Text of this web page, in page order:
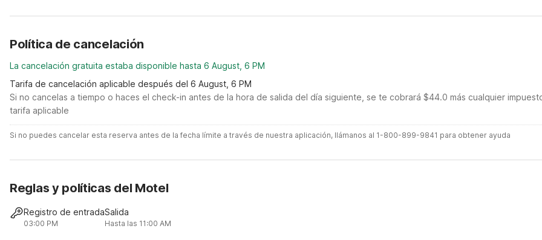
Política de cancelación
La cancelación gratuita estaba disponible hasta 6 August, 6 PM
Tarifa de cancelación aplicable después del 6 August, 6 PM
Si no cancelas a tiempo o haces el check-in antes de la hora de salida del día siguiente, se te cobrará $44.0 más cualquier
tarifa aplicable
Si no puedes cancelar esta reserva antes de la fecha límite a través de nuestra aplicación, llámanos al 1-800-899-9841 para obtener ayuda
Reglas y políticas del Motel
Registro de entrada
03:00 PM
Salida
Hasta las 11:00 AM